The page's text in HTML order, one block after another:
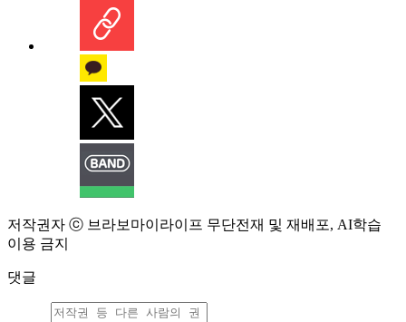
저작권자 ⓒ 브라보마이라이프 무단전재 및 재배포, AI학습
이용 금지
댓글